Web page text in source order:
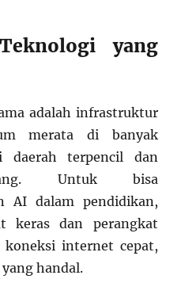
yang
adalah infrastruktur
merata di banyak
daerah terpencil dan
Untuk bisa
AI dalam pendidikan,
keras dan perangkat
internet cepat,
handal.